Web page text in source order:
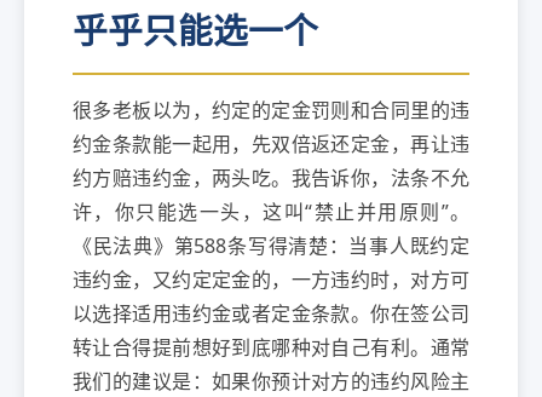
乎乎只能选一个
很多老板以为，约定的定金罚则和合同里的违
约金条款能一起用，先双倍返还定金，再让违
约方赔违约金，两头吃。我告诉你，法条不允
许，你只能选一头，这叫“禁止并用原则”。
《民法典》第588条写得清楚：当事人既约定
违约金，又约定定金的，一方违约时，对方可
以选择适用违约金或者定金条款。你在签公司
转让合得提前想好到底哪种对自己有利。通常
我们的建议是：如果你预计对方的违约风险主